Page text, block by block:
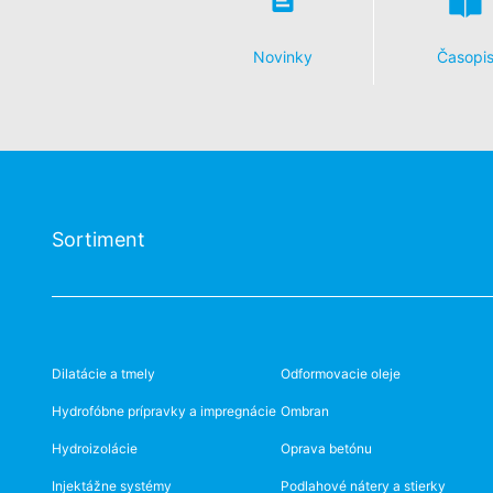
Novinky Časopis
Sortiment
Dilatácie a tmely
Hydrofóbne prípravky a impregnácie
Hydroizolácie
Injektážne systémy
Odformovacie oleje
Ombran
Oprava betónu
Podlahové nátery a stierky